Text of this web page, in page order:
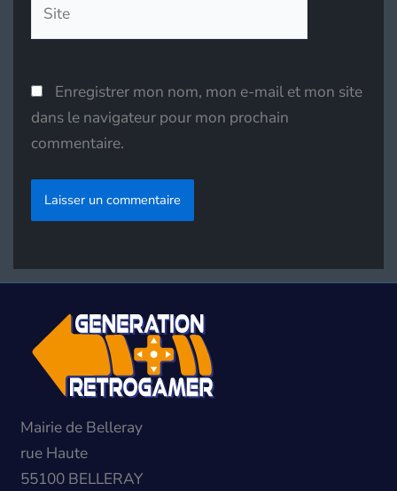
Enregistrer mon nom, mon e-mail et mon site
dans le navigateur pour mon prochain
commentaire.
Mairie de Belleray
rue Haute
55100 BELLERAY